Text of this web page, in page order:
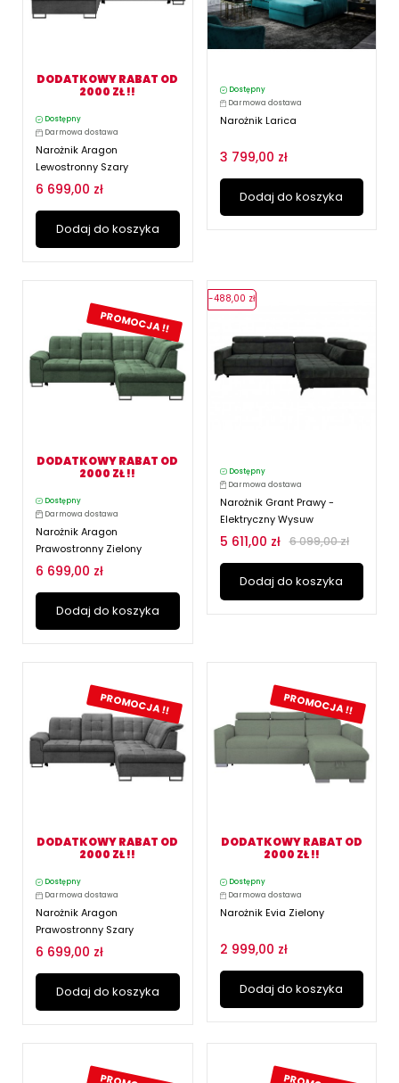
DODATKOWY RABAT OD
2000 ZŁ !!
Dostępny
Darmowa dostawa
Narożnik Aragon
Lewostronny Szary
6 699,00 zł
Dodaj do koszyka
Dostępny
Darmowa dostawa
Narożnik Larica
3 799,00 zł
Dodaj do koszyka
PROMOCJA !!
DODATKOWY RABAT OD
2000 ZŁ !!
Dostępny
Darmowa dostawa
Narożnik Aragon
Prawostronny Zielony
6 699,00 zł
Dodaj do koszyka
Dostępny
Darmowa dostawa
Narożnik Grant Prawy -
Elektryczny Wysuw
5 611,00 zł 6 099,00 zł
Dodaj do koszyka
-488,00 zł
PROMOCJA !!
DODATKOWY RABAT OD
2000 ZŁ !!
Dostępny
Darmowa dostawa
Narożnik Aragon
Prawostronny Szary
6 699,00 zł
Dodaj do koszyka
PROMOCJA !!
DODATKOWY RABAT OD
2000 ZŁ !!
Dostępny
Darmowa dostawa
Narożnik Evia Zielony
2 999,00 zł
Dodaj do koszyka